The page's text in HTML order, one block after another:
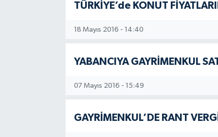
TÜRKİYE’de KONUT
18 Mayıs 2016 - 14:40
YABANCIYA GAYRİMENKUL
07 Mayıs 2016 - 15:49
GAYRİMENKUL’DE RANT